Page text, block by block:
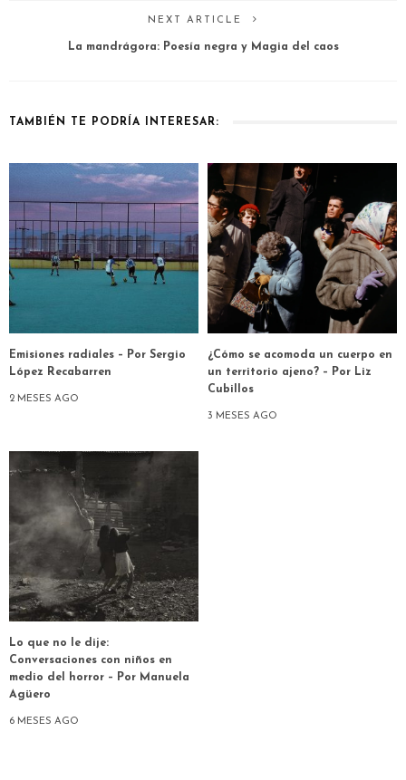
NEXT ARTICLE
La mandrágora: Poesía negra y Magia del caos
TAMBIÉN TE PODRÍA INTERESAR:
Emisiones radiales – Por Sergio
López Recabarren
2 MESES AGO
¿Cómo se acomoda un cuerpo en
un territorio ajeno? – Por Liz
Cubillos
3 MESES AGO
Lo que no le dije:
Conversaciones con niños en
medio del horror – Por Manuela
Agüero
6 MESES AGO